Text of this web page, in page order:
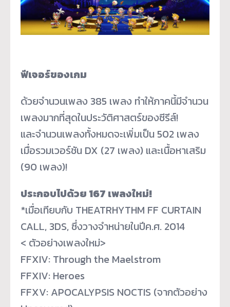
ฟีเจอร์ของเกม
ด้วยจำนวนเพลง 385 เพลง ทำให้ภาคนี้มีจำนวน
เพลงมากที่สุดในประวัติศาสตร์ของซีรีส์!
และจำนวนเพลงทั้งหมดจะเพิ่มเป็น 502 เพลง
เมื่อรวมเวอร์ชัน DX (27 เพลง) และเนื้อหาเสริม
(90 เพลง)!
ประกอบไปด้วย 167 เพลงใหม่!
*เมื่อเทียบกับ THEATRHYTHM FF CURTAIN
CALL, 3DS, ซึ่งวางจำหน่ายในปีค.ศ. 2014
< ตัวอย่างเพลงใหม่>
FFXIV: Through the Maelstrom
FFXIV: Heroes
FFXV: APOCALYPSIS NOCTIS (จากตัวอย่าง